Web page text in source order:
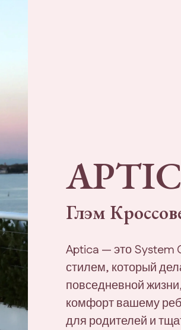
Глэм
Aptica — это System
стилем, который
повседневной
комфорт вашему
для родителей и